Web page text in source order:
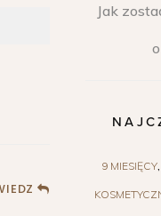
Jak
9 MIESIĘCY